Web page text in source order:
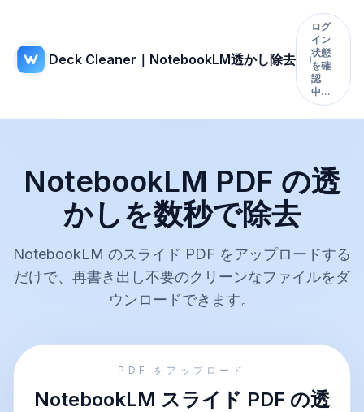
Deck Cleaner｜NotebookLM透かし除去
ログ
イン
状態
を確
認
中…
NotebookLM PDF の透
かしを数秒で除去
NotebookLM のスライド PDF をアップロードする
だけで、再書き出し不要のクリーンなファイルをダ
ウンロードできます。
PDF をアップロード
NotebookLM スライド PDF の透